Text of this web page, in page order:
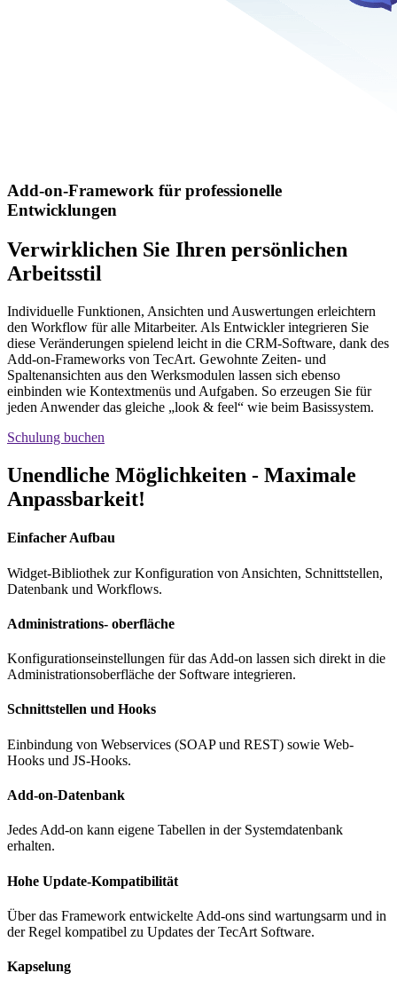
Add-on-Framework für professionelle
Entwicklungen
Verwirklichen Sie Ihren persönlichen
Arbeitsstil
Individuelle Funktionen, Ansichten und Auswertungen erleichtern
den Workflow für alle Mitarbeiter. Als Entwickler integrieren Sie
diese Veränderungen spielend leicht in die CRM-Software, dank des
Add-on-Frameworks von TecArt. Gewohnte Zeiten- und
Spaltenansichten aus den Werksmodulen lassen sich ebenso
einbinden wie Kontextmenüs und Aufgaben. So erzeugen Sie für
jeden Anwender das gleiche „look & feel“ wie beim Basissystem.
Schulung buchen
Unendliche Möglichkeiten - Maximale
Anpassbarkeit!
Einfacher Aufbau
Widget-Bibliothek zur Konfiguration von Ansichten, Schnittstellen,
Datenbank und Workflows.
Administrations- oberfläche
Konfigurationseinstellungen für das Add-on lassen sich direkt in die
Administrationsoberfläche der Software integrieren.
Schnittstellen und Hooks
Einbindung von Webservices (SOAP und REST) sowie Web-
Hooks und JS-Hooks.
Add-on-Datenbank
Jedes Add-on kann eigene Tabellen in der Systemdatenbank
erhalten.
Hohe Update-Kompatibilität
Über das Framework entwickelte Add-ons sind wartungsarm und in
der Regel kompatibel zu Updates der TecArt Software.
Kapselung